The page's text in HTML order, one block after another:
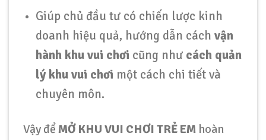
Giúp chủ đầu tư có chiến lược kinh
doanh hiệu quả, hướng dẫn cách vận
hành khu vui chơi cũng nhưcách quản
lý khu vui chơi một cách chi tiết và
chuyên môn.
Vậy đểMỞ KHU VUI CHƠI TRẺ EM hoàn